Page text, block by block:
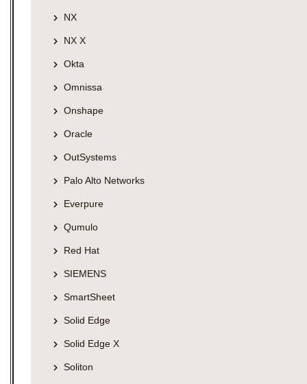
NX
NX X
Okta
Omnissa
Onshape
Oracle
OutSystems
Palo Alto Networks
Everpure
Qumulo
Red Hat
SIEMENS
SmartSheet
Solid Edge
Solid Edge X
Soliton